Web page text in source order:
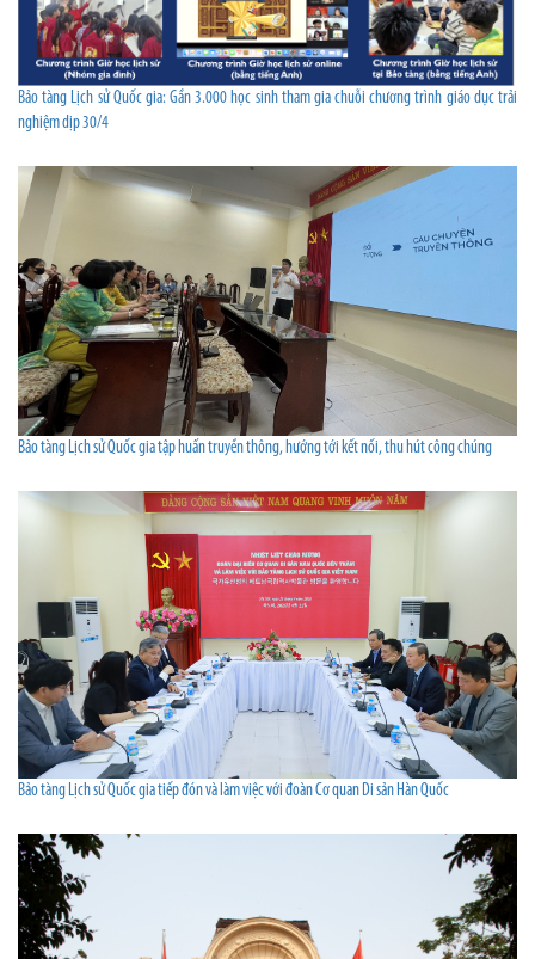
Bảo tàng Lịch sử Quốc gia: Gần 3.000 học sinh tham gia chuỗi chương trình giáo dục trải
nghiệm dịp 30/4
Bảo tàng Lịch sử Quốc gia tập huấn truyền thông, hướng tới kết nối, thu hút công chúng
Bảo tàng Lịch sử Quốc gia tiếp đón và làm việc với đoàn Cơ quan Di sản Hàn Quốc